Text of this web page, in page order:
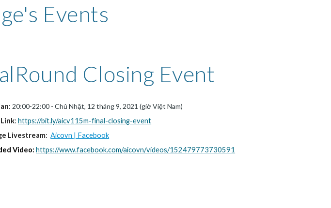
Events
Closing Event
: 20:00-22:00 - Chủ Nhật, 12 tháng 9, 2021 (giờ Việt Nam)
: https://bit.ly/aicv115m-final-closing-event
Livestream: Aicovn | Facebook
Video: https://www.facebook.com/aicovn/videos/152479773730591